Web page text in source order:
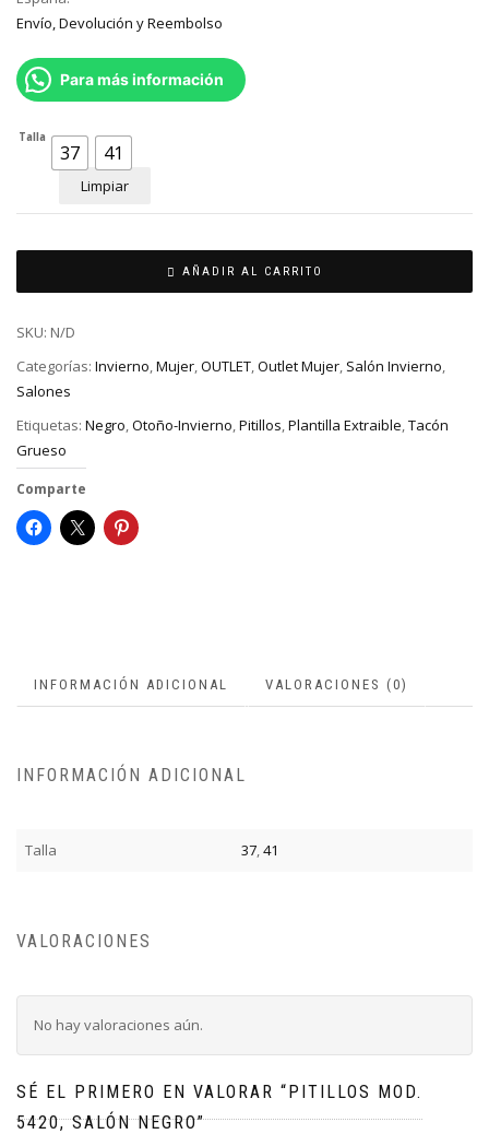
Envío, Devolución y Reembolso
Para más información
Talla
37 41
Limpiar
AÑADIR AL CARRITO
SKU: N/D
Categorías: Invierno,Mujer,OUTLET,Outlet Mujer, Salón Invierno,
Salones
Etiquetas: Negro,Otoño-Invierno,Pitillos,Plantilla Extraible,Tacón
Grueso
Comparte
INFORMACIÓN ADICIONAL VALORACIONES (0)
INFORMACIÓN ADICIONAL
Talla 37,41
VALORACIONES
No hay valoraciones aún.
SÉ EL PRIMERO EN VALORAR “PITILLOS MOD.
5420, SALÓN NEGRO”